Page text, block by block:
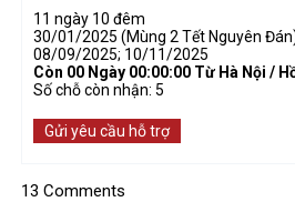
11 ngày 10 đêm
30/01/2025 (Mùng 2 Tết Nguyên
08/09/2025; 10/11/2025
Còn 00 Ngày 00:00:00 Từ Hà Nội /
Số chỗ còn nhận: 5
Gửi yêu cầu hỗ trợ
13 Comments